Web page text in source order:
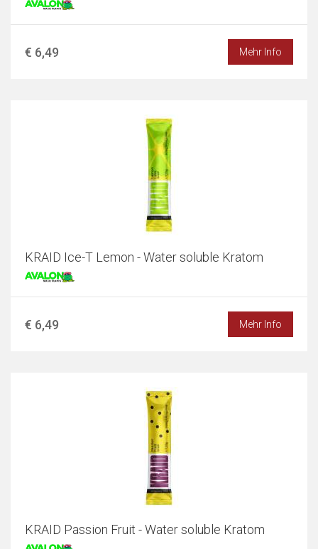
€ 6,49 Mehr Info
KRAID Ice-T Lemon - Water soluble Kratom
€ 6,49 Mehr Info
KRAID Passion Fruit - Water soluble Kratom